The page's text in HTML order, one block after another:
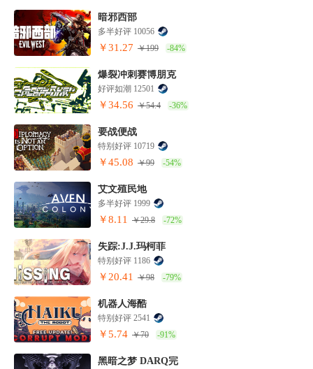
暗邪西部
多半好评 10056
￥31.27 ￥199 -84%
爆裂冲刺赛博朋克
好评如潮 12501
￥34.56 ￥54.4 -36%
要战便战
特别好评 10719
￥45.08 ￥99 -54%
艾文殖民地
多半好评 1999
￥8.11 ￥29.8 -72%
失踪:J.J.玛柯菲
特别好评 1186
￥20.41 ￥98 -79%
机器人海酷
特别好评 2541
￥5.74 ￥70 -91%
黑暗之梦 DARQ完